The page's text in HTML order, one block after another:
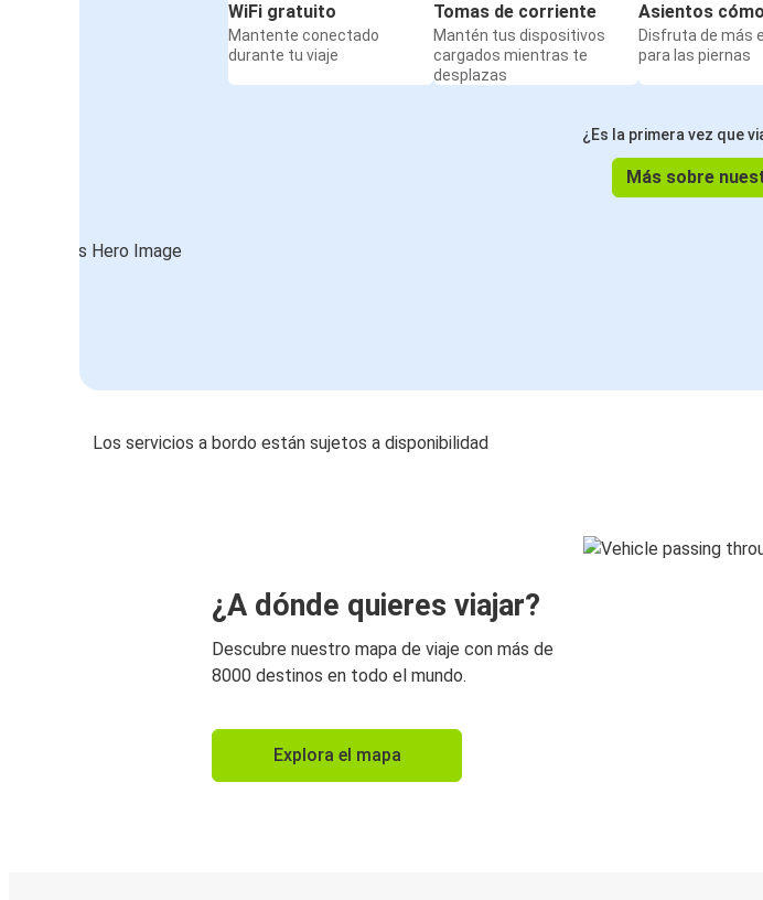
WiFi gratuito
Mantente conectado
durante tu viaje
Tomas de corriente
Mantén tus dispositivos
cargados mientras te
desplazas
Asientos
Disfruta de más
para las piernas
¿Es la primera vez que
Más sobre
Los servicios a bordo están sujetos a disponibilidad
¿A dónde quieres viajar?
Descubre nuestro mapa de viaje con más de
8000 destinos en todo el mundo.
Explora el mapa